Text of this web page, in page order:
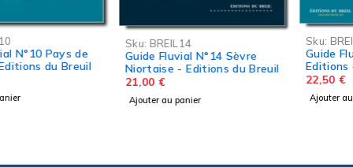
Sku:
Guide Fluvial N°14 Sèvre
Niortaise - Editions du Breuil
Ajouter au panier
Sku:
Guide Fluvial N°22 Le Rhin -
Editions du Breil
Ajouter au panier